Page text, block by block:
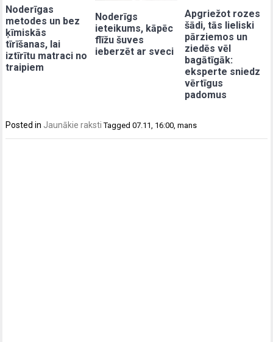
Noderīgas
metodes un bez
ķīmiskās
tīrīšanas, lai
iztīrītu matraci no
traipiem
Noderīgs
ieteikums, kāpēc
flīžu šuves
ieberzēt ar sveci
Apgriežot rozes
šādi, tās lieliski
pārziemos un
ziedēs vēl
bagātīgāk:
eksperte sniedz
vērtīgus
padomus
Posted in Jaunākie raksti Tagged07.11, 16:00,mans